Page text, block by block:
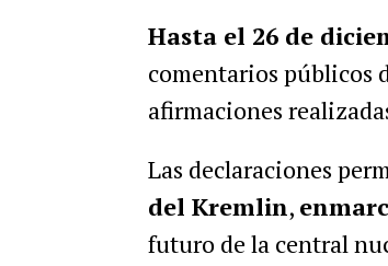
Hasta el 26 de
comentarios públicos
afirmaciones
Las declaraciones
del Kremlin,
futuro de la central